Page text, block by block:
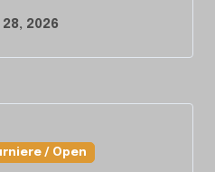
2026
/ Open